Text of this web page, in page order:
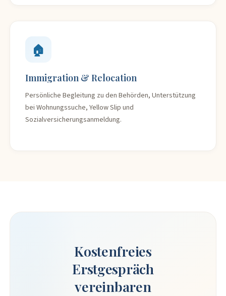
🏠
Immigration & Relocation
Persönliche Begleitung zu den Behörden, Unterstützung
bei Wohnungssuche, Yellow Slip und
Sozialversicherungsanmeldung.
Kostenfreies
Erstgespräch
vereinbaren